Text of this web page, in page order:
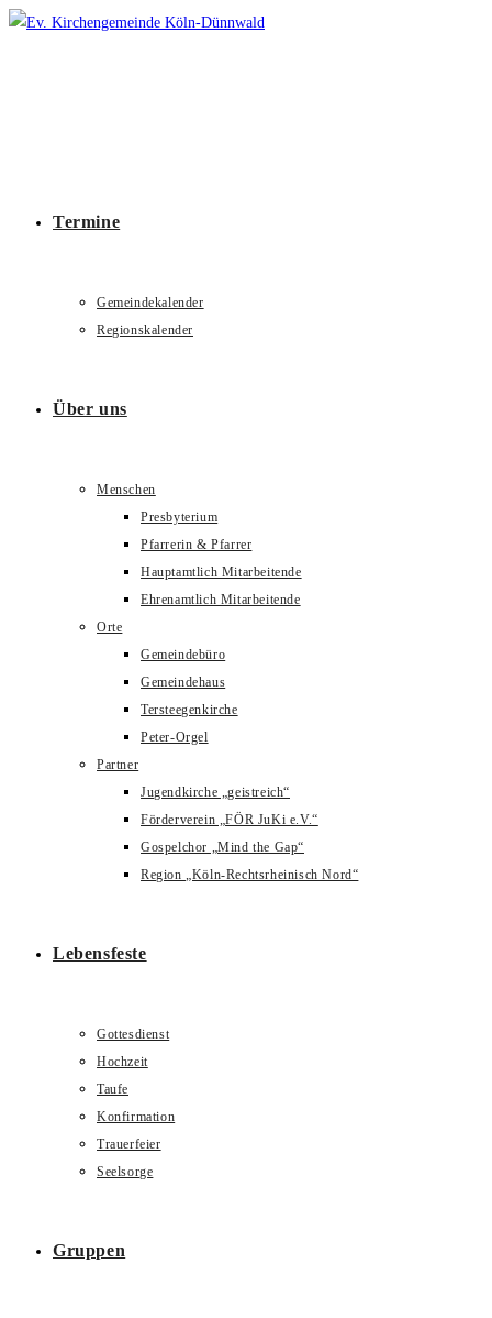
Zum
Termine
Gemeindekalender
Regionskalender
Über uns
Menschen
Presbyterium
Pfarrerin & Pfarrer
Hauptamtlich Mitarbeitende
Ehrenamtlich Mitarbeitende
Orte
Gemeindebüro
Gemeindehaus
Tersteegenkirche
Peter-Orgel
Partner
Jugendkirche „geistreich“
Förderverein „FÖR JuKi e.V.“
Gospelchor „Mind the Gap“
Region „Köln-Rechtsrheinisch Nord“
Lebensfeste
Gottesdienst
Hochzeit
Taufe
Konfirmation
Trauerfeier
Seelsorge
Gruppen